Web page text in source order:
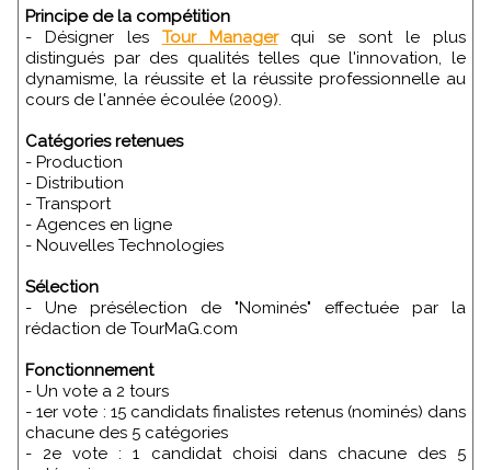
Principe de la compétition
- Désigner les Tour Managerqui se sont le plus
distingués par des qualités telles que l'innovation, le
dynamisme, la réussite et la réussite professionnelle au
cours de l'année écoulée (2009).
Catégories retenues
- Production
- Distribution
- Transport
- Agences en ligne
- Nouvelles Technologies
Sélection
- Une présélection de "Nominés" effectuée par la
rédaction de TourMaG.com
Fonctionnement
- Un vote a 2 tours
- 1er vote : 15 candidats finalistes retenus (nominés) dans
chacune des 5 catégories
- 2e vote : 1 candidat choisi dans chacune des 5